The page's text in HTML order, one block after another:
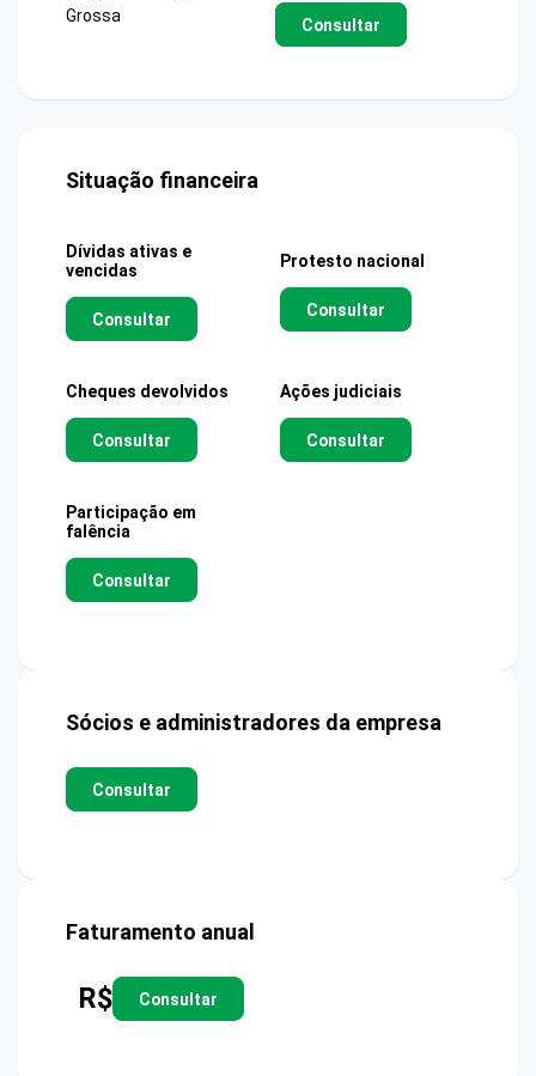
Grossa
Consultar
Situação financeira
Dívidas ativas e
vencidas
Consultar
Protesto nacional
Consultar
Cheques devolvidos
Consultar
Ações judiciais
Consultar
Participação em
falência
Consultar
Sócios e administradores da empresa
Consultar
Faturamento anual
R$ Consultar